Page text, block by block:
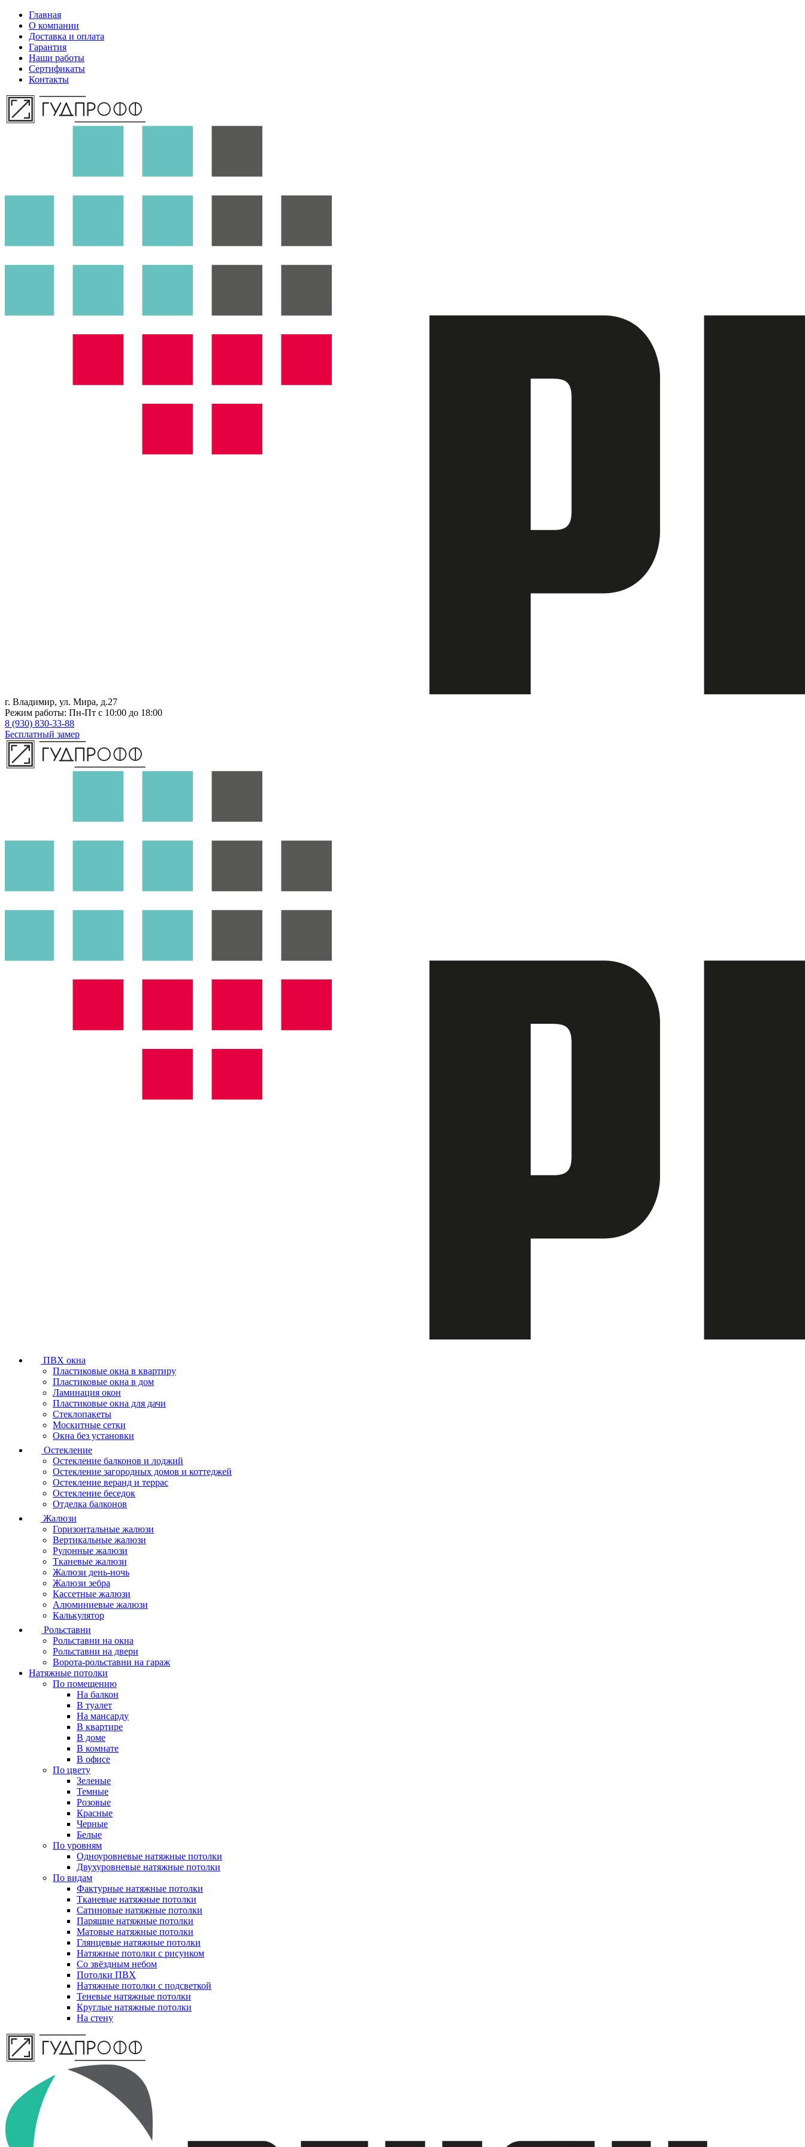
Главная
О компании
Доставка и оплата
Гарантия
Наши работы
Сертификаты
Контакты
г. Владимир, ул. Мира, д.27
Режим работы: Пн-Пт с 10:00 до 18:00
8 (930) 830-33-88
Бесплатный замер
ПВХ окна
Пластиковые окна в квартиру
Пластиковые окна в дом
Ламинация окон
Пластиковые окна для дачи
Стеклопакеты
Москитные сетки
Окна без установки
Остекление
Остекление балконов и лоджий
Остекление загородных домов и коттеджей
Остекление веранд и террас
Остекление беседок
Отделка балконов
Жалюзи
Горизонтальные жалюзи
Вертикальные жалюзи
Рулонные жалюзи
Тканевые жалюзи
Жалюзи день-ночь
Жалюзи зебра
Кассетные жалюзи
Алюминиевые жалюзи
Калькулятор
Рольставни
Рольставни на окна
Рольставни на двери
Ворота-рольставни на гараж
Натяжные потолки
По помещению
На балкон
В туалет
На мансарду
В квартире
В доме
В комнате
В офисе
По цвету
Зеленые
Темные
Розовые
Красные
Черные
Белые
По уровням
Одноуровневые натяжные потолки
Двухуровневые натяжные потолки
По видам
Фактурные натяжные потолки
Тканевые натяжные потолки
Сатиновые натяжные потолки
Парящие натяжные потолки
Матовые натяжные потолки
Глянцевые натяжные потолки
Натяжные потолки с рисунком
Со звёздным небом
Потолки ПВХ
Натяжные потолки с подсветкой
Теневые натяжные потолки
Круглые натяжные потолки
На стену